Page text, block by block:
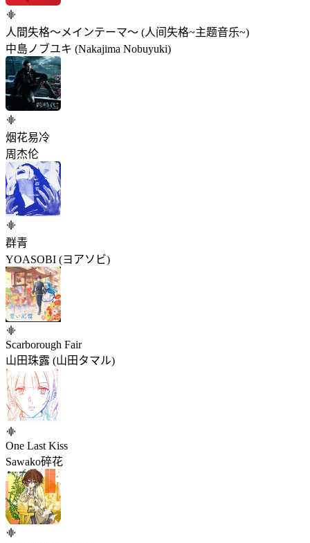
人間失格～メインテーマ～ (人间失格~主题音乐~)
中島ノブユキ (Nakajima Nobuyuki)
烟花易冷
周杰伦
群青
YOASOBI (ヨアソビ)
Scarborough Fair
山田珠露 (山田タマル)
One Last Kiss
Sawako碎花